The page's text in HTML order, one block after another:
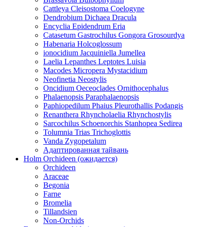
Cattleya Cleisostoma Coelogyne
Dendrobium Dichaea Dracula
Encyclia Epidendrum Eria
Catasetum Gastrochilus Gongora Grosourdya
Habenaria Holcoglossum
ionocidium Jacquiniella Jumellea
Laelia Lepanthes Leptotes Luisia
Macodes Micropera Mystacidium
Neofinetia Neostylis
Oncidium Oeceoclades Ornithocephalus
Phalaenopsis Paraphalaenopsis
Paphiopedilum Phaius Pleurothallis Podangis
Renanthera Rhyncholaelia Rhynchostylis
Sarcochilus Schoenorchis Stanhopea Sedirea
Tolumnia Trias Trichoglottis
Vanda Zygopetalum
Адаптированная тайвань
Holm Orchideen (ожидается)
Orchideen
Araceae
Begonia
Farne
Bromelia
Tillandsien
Non-Orchids